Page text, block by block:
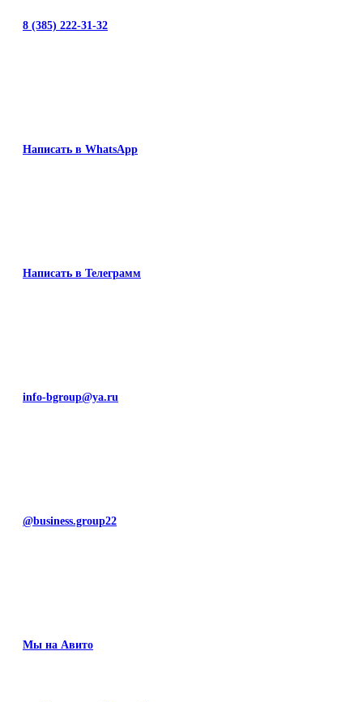
8 (385) 222-31-32
Написать в WhatsApp
Написать в Телеграмм
info-bgroup@ya.ru
@business.group22
Мы на Авито